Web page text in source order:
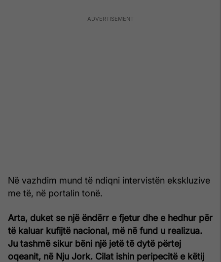
Në vazhdim mund të ndiqni intervistën ekskluzive
me të, në portalin tonë.
Arta, duket se një ëndërr e fjetur dhe e hedhur për
të kaluar kufijtë nacional, më në fund u realizua.
Ju tashmë sikur bëni një jetë të dytë përtej
oqeanit, në Nju Jork. Cilat ishin peripecitë e këtij